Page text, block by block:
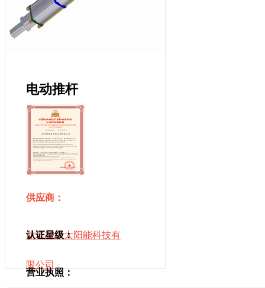
电动推杆
供应商：
龙岩智康太阳能科技有
限公司
认证星级：
营业执照：